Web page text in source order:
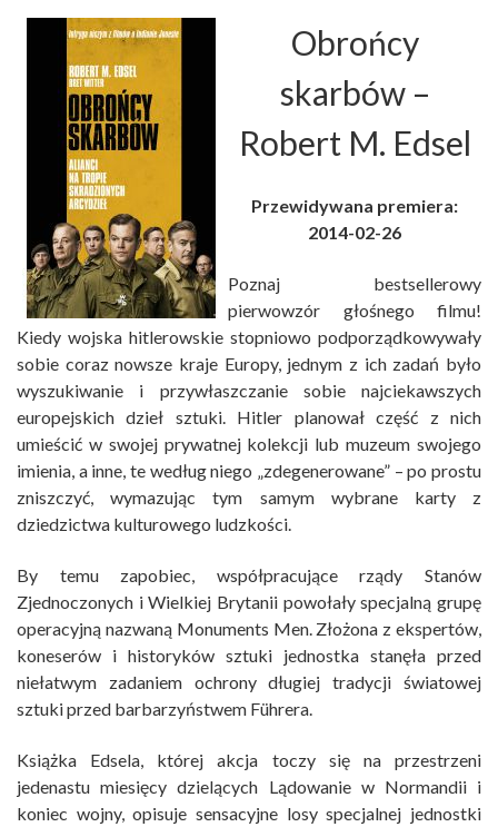
Obrońcy
skarbów–
Robert M. Edsel
Przewidywana premiera:
2014-02-26
Poznaj bestsellerowy
pierwowzór głośnego filmu!
Kiedy wojska hitlerowskie stopniowo podporządkowywały
sobie coraz nowsze kraje Europy, jednym z ich zadań było
wyszukiwanie i przywłaszczanie sobie najciekawszych
europejskich dzieł sztuki. Hitler planował część z nich
umieścić w swojej prywatnej kolekcji lub muzeum swojego
imienia, a inne, te według niego „zdegenerowane” – po prostu
zniszczyć, wymazując tym samym wybrane karty z
dziedzictwa kulturowego ludzkości.
By temu zapobiec, współpracujące rządy Stanów
Zjednoczonych i Wielkiej Brytanii powołały specjalną grupę
operacyjną nazwaną Monuments Men. Złożona z ekspertów,
koneserów i historyków sztuki jednostka stanęła przed
niełatwym zadaniem ochrony długiej tradycji światowej
sztuki przed barbarzyństwem Führera.
Książka Edsela, której akcja toczy się na przestrzeni
jedenastu miesięcy dzielących Lądowanie w Normandii i
koniec wojny, opisuje sensacyjne losy specjalnej jednostki